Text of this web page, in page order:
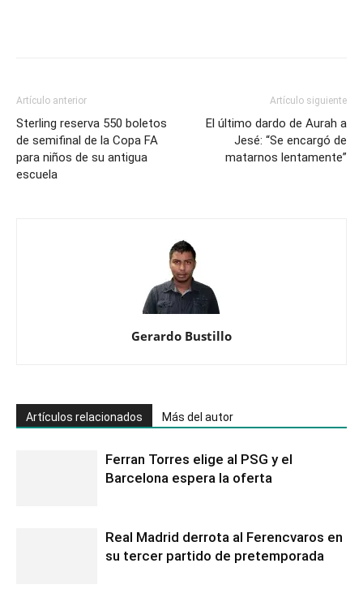
Artículo anterior
Sterling reserva 550 boletos
de semifinal de la Copa FA
para niños de su antigua
escuela
Artículo siguiente
El último dardo de Aurah a
Jesé: “Se encargó de
matarnos lentamente”
Gerardo Bustillo
Artículos relacionados Más del autor
Ferran Torres elige al PSG y el
Barcelona espera la oferta
Real Madrid derrota al Ferencvaros en
su tercer partido de pretemporada